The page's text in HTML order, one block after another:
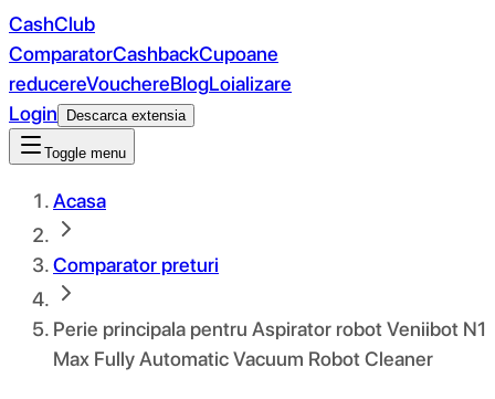
CashClub
ComparatorCashbackCupoane
reducereVouchereBlogLoializare
Login
Descarca extensia
Toggle menu
Acasa
Comparator preturi
Perie principala pentru Aspirator robot Veniibot N1
Max Fully Automatic Vacuum Robot Cleaner